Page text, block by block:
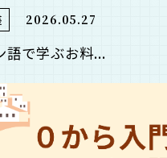
2026.05.27
語で学ぶお料...